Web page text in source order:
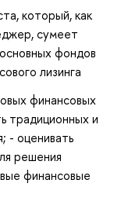
который, как
сумеет
фондов
лизинга
финансовых
традиционных и
- оценивать
решения
финансовые